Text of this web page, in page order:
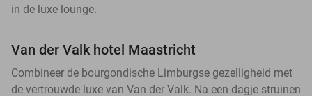
in de luxe lounge.
Van der Valk hotel Maastricht
Combineer de bourgondische Limburgse gezelligheid met
de vertrouwde luxe van Van der Valk. Na een dagje struinen